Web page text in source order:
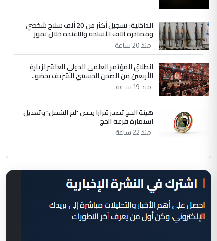
الداخلية: تسجيل أكثر من 20 ألف سلاح شخصي
ومصادرة آلاف الأسلحة والاعتدة خلال تموز
منذ 20 ساعة
انطلاق المؤتمر العلمي الدولي العاشر لزيارة
الأربعين من الصحن الحسيني الشريف بحضو...
منذ 19 ساعة
هيئة الحج تصدر قرارا يخص "لم الشمل" وتعديل
استمارة قرعة الحج
منذ 22 ساعة